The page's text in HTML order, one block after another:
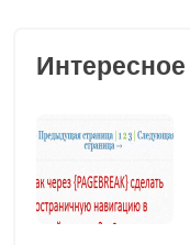
Интересное